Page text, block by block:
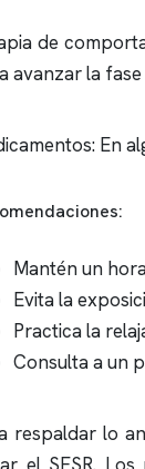
de
avanzar la fase
En
Mantén un
Evita la
Practica la
Consulta a un
respaldar lo